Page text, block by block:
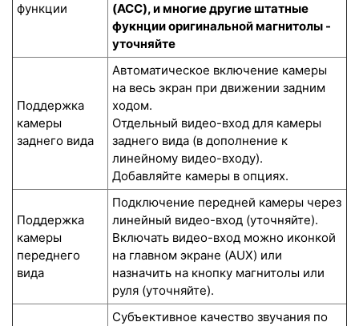
функции
(ACC), и многие другие штатные
фукнции оригинальной магнитолы -
уточняйте
Поддержка
камеры
заднего вида
Автоматическое включение камеры
на весь экран при движении задним
ходом.
Отдельный видео-вход для камеры
заднего вида (в дополнение к
линейному видео-входу).
Добавляйте камеры в опциях.
Поддержка
камеры
переднего
вида
Подключение передней камеры через
линейный видео-вход (уточняйте).
Включать видео-вход можно иконкой
на главном экране (AUX) или
назначить на кнопку магнитолы или
руля (уточняйте).
Субъективное качество звучания по